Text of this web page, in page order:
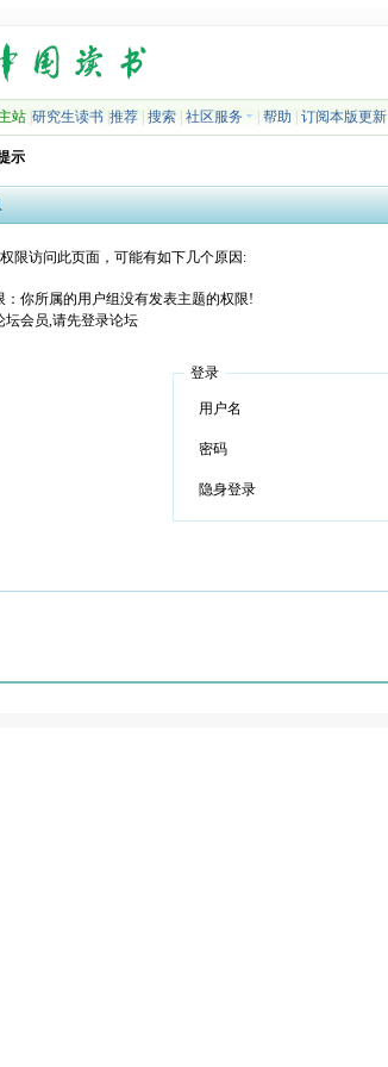
站 |研究生读书 |推荐 |搜索 |社区服务 |帮助 |订阅本版更新
示
限访问此页面，可能有如下几个原因:
：你所属的用户组没有发表主题的权限!
坛会员,请先登录论坛
登录
用户名
密码
隐身登录